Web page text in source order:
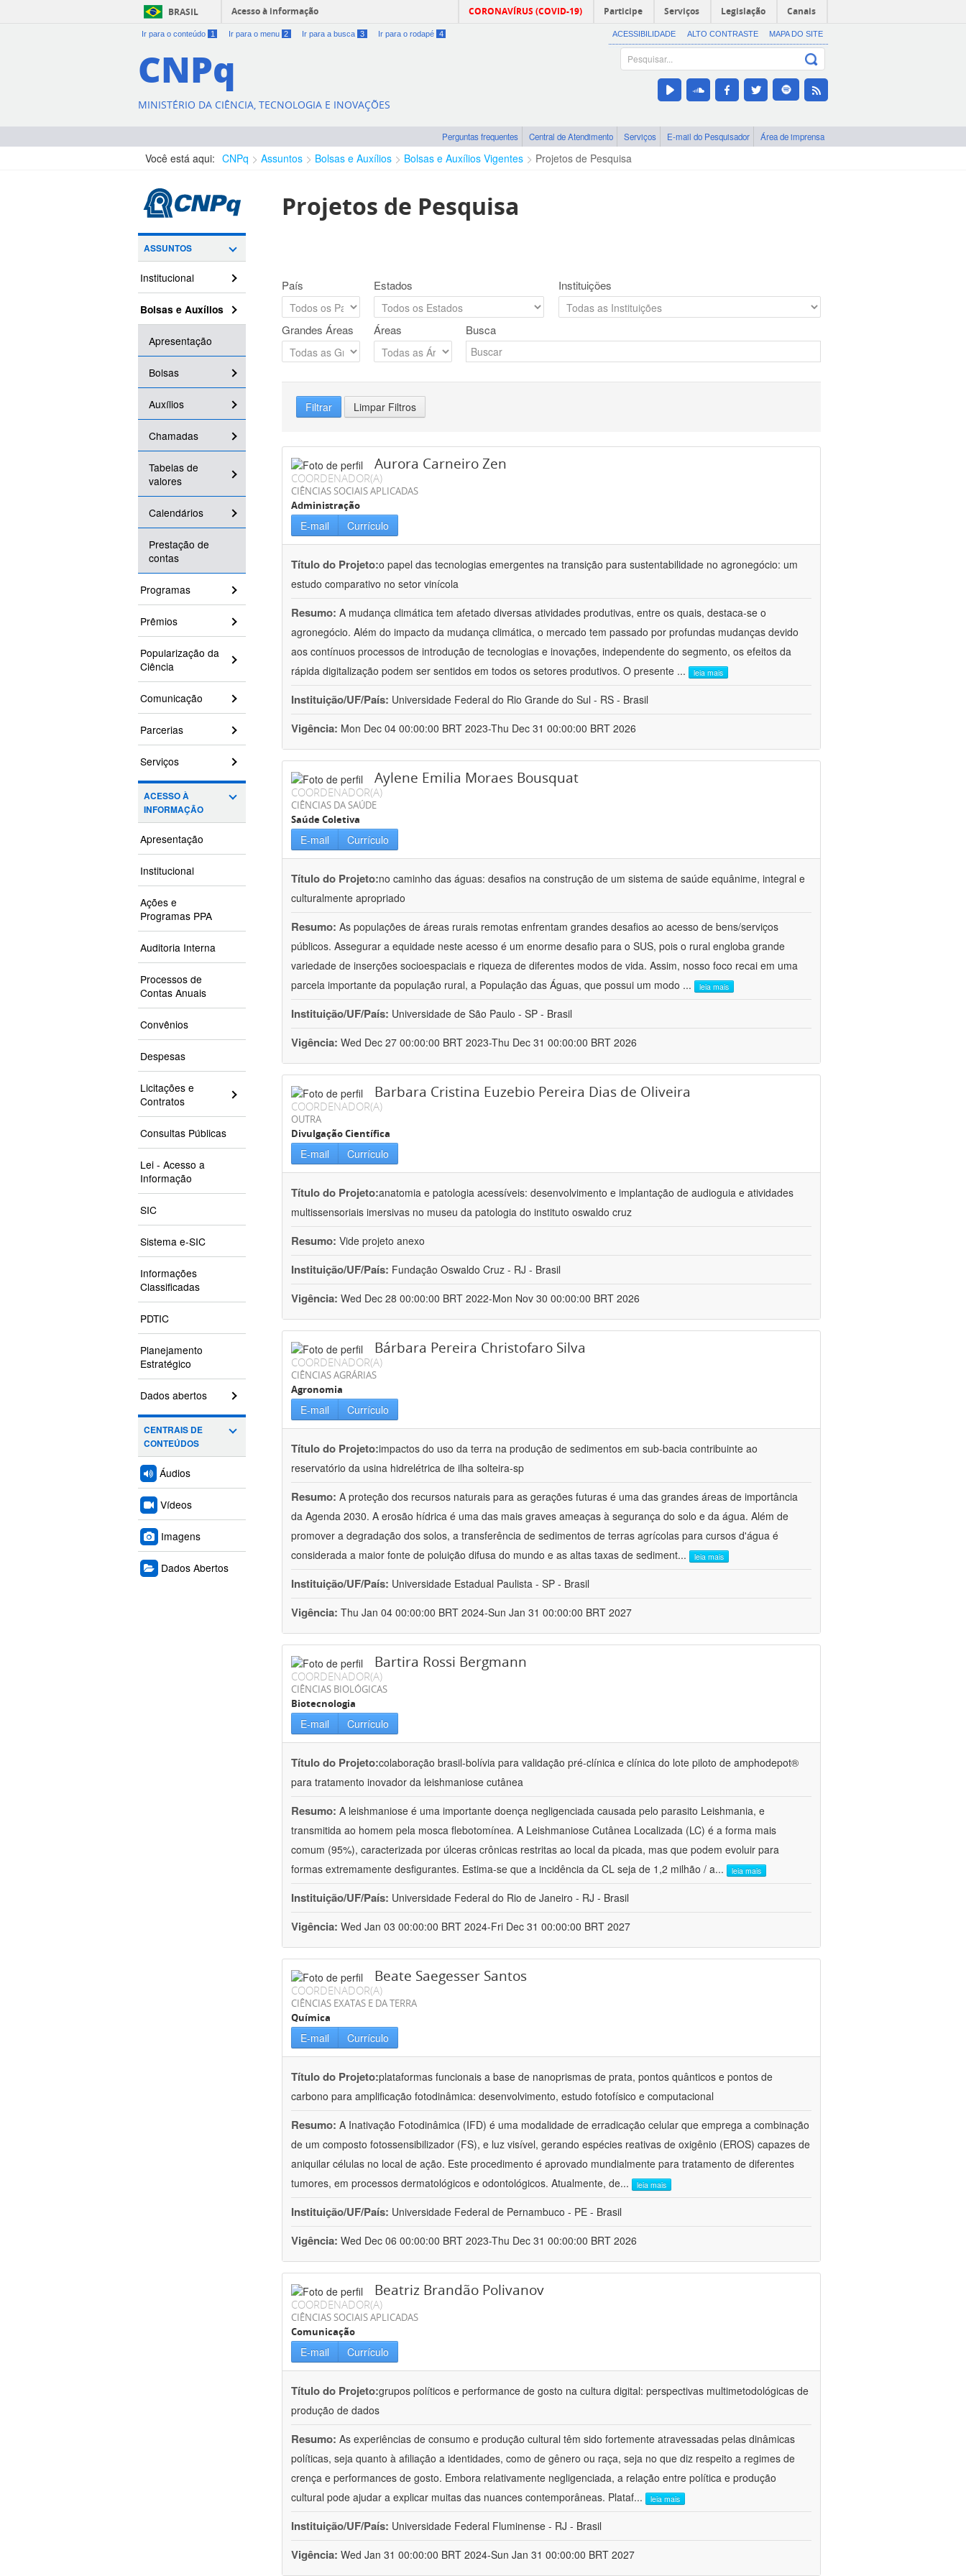
BRASIL Acesso à informação CORONAVÍRUS (COVID-19) Participe Serviços Legislação Canais
Ir para o conteúdo 1 Ir para o menu 2 Ir para a busca 3 Ir para o rodapé 4 ACESSIBILIDADE ALTO CONTRASTE MAPA DO SITE
CNPq
MINISTÉRIO DA CIÊNCIA, TECNOLOGIA E INOVAÇÕES
Perguntas frequentes Central de Atendimento Serviços E-mail do Pesquisador Área de imprensa
Você está aqui: CNPq Assuntos Bolsas e Auxílios Bolsas e Auxílios Vigentes Projetos de Pesquisa
ASSUNTOS
Institucional
Bolsas e Auxílios
Apresentação
Bolsas
Auxílios
Chamadas
Tabelas de
valores
Calendários
Prestação de
contas
Programas
Prêmios
Popularização da
Ciência
Comunicação
Parcerias
Serviços
ACESSO À
INFORMAÇÃO
Apresentação
Institucional
Ações e
Programas PPA
Auditoria Interna
Processos de
Contas Anuais
Convênios
Despesas
Licitações e
Contratos
Consultas Públicas
Lei - Acesso a
Informação
SIC
Sistema e-SIC
Informações
Classificadas
PDTIC
Planejamento
Estratégico
Dados abertos
CENTRAIS DE
CONTEÚDOS
Áudios
Vídeos
Imagens
Dados Abertos
Projetos de Pesquisa
País Estados Instituições
Grandes Áreas Áreas Busca
Filtrar Limpar Filtros
Aurora Carneiro Zen
COORDENADOR(A)
CIÊNCIAS SOCIAIS APLICADAS
Administração
E-mail Currículo
Título do Projeto:o papel das tecnologias emergentes na transição para sustentabilidade no agronegócio: um
estudo comparativo no setor vinícola
Resumo: A mudança climática tem afetado diversas atividades produtivas, entre os quais, destaca-se o
agronegócio. Além do impacto da mudança climática, o mercado tem passado por profundas mudanças devido
aos contínuos processos de introdução de tecnologias e inovações, independente do segmento, os efeitos da
rápida digitalização podem ser sentidos em todos os setores produtivos. O presente ... leia mais
Instituição/UF/País: Universidade Federal do Rio Grande do Sul - RS - Brasil
Vigência: Mon Dec 04 00:00:00 BRT 2023-Thu Dec 31 00:00:00 BRT 2026
Aylene Emilia Moraes Bousquat
COORDENADOR(A)
CIÊNCIAS DA SAÚDE
Saúde Coletiva
E-mail Currículo
Título do Projeto:no caminho das águas: desafios na construção de um sistema de saúde equânime, integral e
culturalmente apropriado
Resumo: As populações de áreas rurais remotas enfrentam grandes desafios ao acesso de bens/serviços
públicos. Assegurar a equidade neste acesso é um enorme desafio para o SUS, pois o rural engloba grande
variedade de inserções socioespaciais e riqueza de diferentes modos de vida. Assim, nosso foco recai em uma
parcela importante da população rural, a População das Águas, que possui um modo ... leia mais
Instituição/UF/País: Universidade de São Paulo - SP - Brasil
Vigência: Wed Dec 27 00:00:00 BRT 2023-Thu Dec 31 00:00:00 BRT 2026
Barbara Cristina Euzebio Pereira Dias de Oliveira
COORDENADOR(A)
OUTRA
Divulgação Científica
E-mail Currículo
Título do Projeto:anatomia e patologia acessíveis: desenvolvimento e implantação de audioguia e atividades
multissensoriais imersivas no museu da patologia do instituto oswaldo cruz
Resumo: Vide projeto anexo
Instituição/UF/País: Fundação Oswaldo Cruz - RJ - Brasil
Vigência: Wed Dec 28 00:00:00 BRT 2022-Mon Nov 30 00:00:00 BRT 2026
Bárbara Pereira Christofaro Silva
COORDENADOR(A)
CIÊNCIAS AGRÁRIAS
Agronomia
E-mail Currículo
Título do Projeto:impactos do uso da terra na produção de sedimentos em sub-bacia contribuinte ao
reservatório da usina hidrelétrica de ilha solteira-sp
Resumo: A proteção dos recursos naturais para as gerações futuras é uma das grandes áreas de importância
da Agenda 2030. A erosão hídrica é uma das mais graves ameaças à segurança do solo e da água. Além de
promover a degradação dos solos, a transferência de sedimentos de terras agrícolas para cursos d'água é
considerada a maior fonte de poluição difusa do mundo e as altas taxas de sediment... leia mais
Instituição/UF/País: Universidade Estadual Paulista - SP - Brasil
Vigência: Thu Jan 04 00:00:00 BRT 2024-Sun Jan 31 00:00:00 BRT 2027
Bartira Rossi Bergmann
COORDENADOR(A)
CIÊNCIAS BIOLÓGICAS
Biotecnologia
E-mail Currículo
Título do Projeto:colaboração brasil-bolívia para validação pré-clínica e clínica do lote piloto de amphodepot®
para tratamento inovador da leishmaniose cutânea
Resumo: A leishmaniose é uma importante doença negligenciada causada pelo parasito Leishmania, e
transmitida ao homem pela mosca flebotomínea. A Leishmaniose Cutânea Localizada (LC) é a forma mais
comum (95%), caracterizada por úlceras crônicas restritas ao local da picada, mas que podem evoluir para
formas extremamente desfigurantes. Estima-se que a incidência da CL seja de 1,2 milhão / a... leia mais
Instituição/UF/País: Universidade Federal do Rio de Janeiro - RJ - Brasil
Vigência: Wed Jan 03 00:00:00 BRT 2024-Fri Dec 31 00:00:00 BRT 2027
Beate Saegesser Santos
COORDENADOR(A)
CIÊNCIAS EXATAS E DA TERRA
Química
E-mail Currículo
Título do Projeto:plataformas funcionais a base de nanoprismas de prata, pontos quânticos e pontos de
carbono para amplificação fotodinâmica: desenvolvimento, estudo fotofísico e computacional
Resumo: A Inativação Fotodinâmica (IFD) é uma modalidade de erradicação celular que emprega a combinação
de um composto fotossensibilizador (FS), e luz visível, gerando espécies reativas de oxigênio (EROS) capazes de
aniquilar células no local de ação. Este procedimento é aprovado mundialmente para tratamento de diferentes
tumores, em processos dermatológicos e odontológicos. Atualmente, de... leia mais
Instituição/UF/País: Universidade Federal de Pernambuco - PE - Brasil
Vigência: Wed Dec 06 00:00:00 BRT 2023-Thu Dec 31 00:00:00 BRT 2026
Beatriz Brandão Polivanov
COORDENADOR(A)
CIÊNCIAS SOCIAIS APLICADAS
Comunicação
E-mail Currículo
Título do Projeto:grupos políticos e performance de gosto na cultura digital: perspectivas multimetodológicas de
produção de dados
Resumo: As experiências de consumo e produção cultural têm sido fortemente atravessadas pelas dinâmicas
políticas, seja quanto à afiliação a identidades, como de gênero ou raça, seja no que diz respeito a regimes de
crença e performances de gosto. Embora relativamente negligenciada, a relação entre política e produção
cultural pode ajudar a explicar muitas das nuances contemporâneas. Plataf... leia mais
Instituição/UF/País: Universidade Federal Fluminense - RJ - Brasil
Vigência: Wed Jan 31 00:00:00 BRT 2024-Sun Jan 31 00:00:00 BRT 2027